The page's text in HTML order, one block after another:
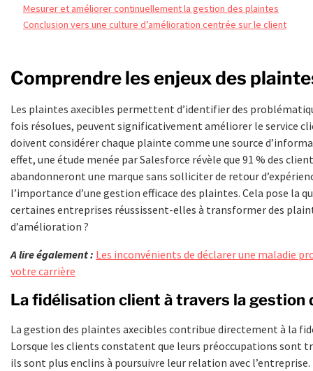
Mesurer et améliorer continuellement la gestion des plaintes
Conclusion vers une culture d’amélioration centrée sur le client
Comprendre les enjeux des
Les plaintes axecibles permettent d’identifier des
fois résolues, peuvent significativement améliorer le service
doivent considérer chaque plainte comme une source
effet, une étude menée par Salesforce révèle que 91 % des
abandonneront une marque sans solliciter de retour
l’importance d’une gestion efficace des plaintes. Cela pose la
certaines entreprises réussissent-elles à transformer des
d’amélioration ?
A lire également : Les inconvénients de déclarer une maladie
votre carrière
La fidélisation client à travers la gestion
La gestion des plaintes axecibles contribue directement à la
Lorsque les clients constatent que leurs préoccupations sont
ils sont plus enclins à poursuivre leur relation avec